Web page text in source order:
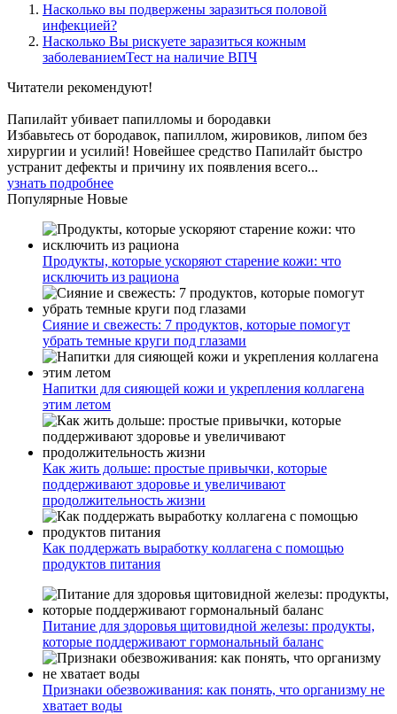
Насколько вы подвержены заразиться половой
инфекцией?
Насколько Вы рискуете заразиться кожным
заболеваниемТест на наличие ВПЧ
Читатели рекомендуют!
Папилайт убивает папилломы и бородавки
Избавьтесь от бородавок, папиллом, жировиков, липом без
хирургии и усилий! Новейшее средство Папилайт быстро
устранит дефекты и причину их появления всего...
узнать подробнее
Популярные Новые
Продукты, которые ускоряют старение кожи: что
исключить из рациона
Сияние и свежесть: 7 продуктов, которые помогут
убрать темные круги под глазами
Напитки для сияющей кожи и укрепления коллагена
этим летом
Как жить дольше: простые привычки, которые
поддерживают здоровье и увеличивают
продолжительность жизни
Как поддержать выработку коллагена с помощью
продуктов питания
Питание для здоровья щитовидной железы: продукты,
которые поддерживают гормональный баланс
Признаки обезвоживания: как понять, что организму не
хватает воды